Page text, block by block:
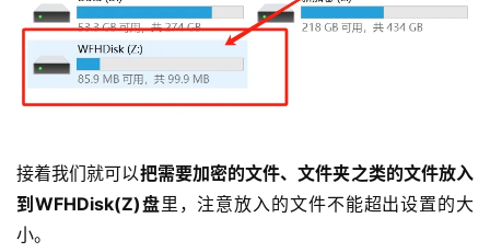
接着我们就可以把需要加密的文件、文件夹之类的文件放入
到WFHDisk(Z)盘里，注意放入的文件不能超出设置的大
小。